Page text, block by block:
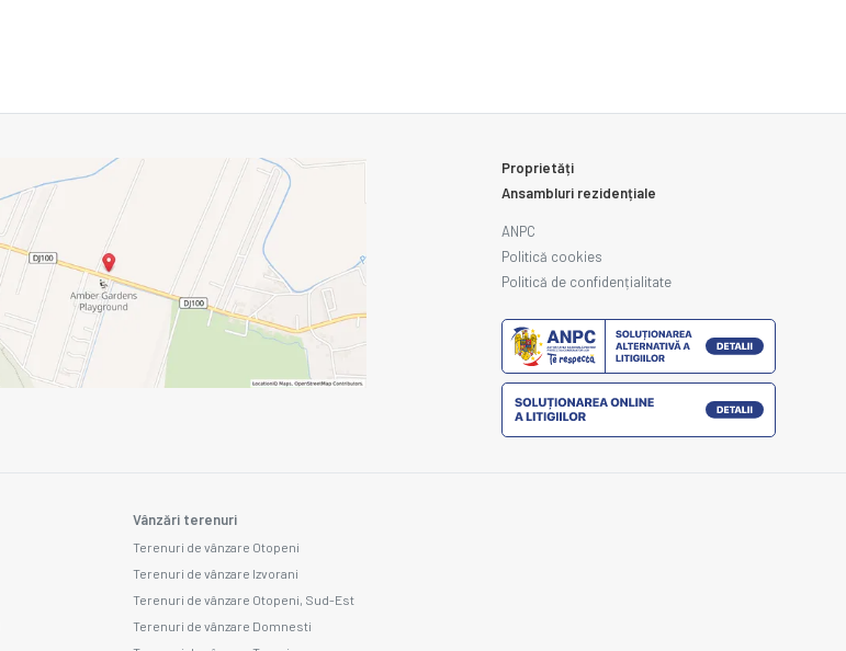
Proprietăți
Ansambluri rezidențiale
ANPC
Politică cookies
Politică de confidențialitate
Vânzări terenuri
Terenuri de vânzare Otopeni
Terenuri de vânzare Izvorani
Terenuri de vânzare Otopeni, Sud-Est
Terenuri de vânzare Domnesti